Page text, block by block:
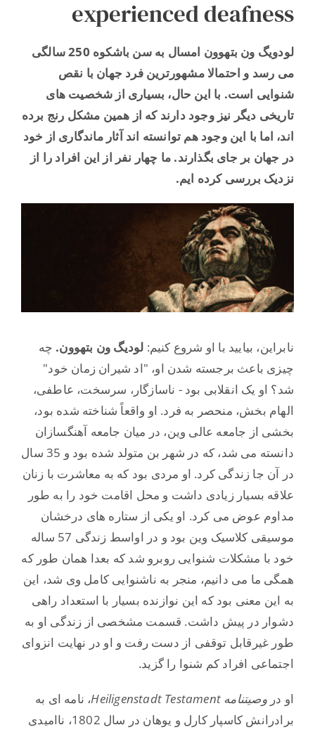
experienced deafness
لودویگ ون بتهوون امسال به سن باشکوه 250 سالگی
می رسد و احتمالا مشهورترین فرد جهان با نقص
شنوایی است. با این حال، بسیاری از شخصیت های
تاریخی دیگر نیز وجود دارند که از همین مشکل رنج برده
اند، اما با این وجود هم توانسته اند آثار ماندگاری از خود
در جهان بر جای بگذارند. ما چهار نفر از این افراد را از
نزدیک بررسی کرده ایم.
نابراین، بیایید با او شروع کنیم: لودیگ ون بتهوون. چه
چیزی باعث برجسته شدن او، "اد شیران زمان خود"
شد؟ او یک انقلابی بود - ناسازگار، سرسخت، عاطفی،
الهام بخش، منحصر به فرد. او واقعاً شناخته شده بود،
بخشی از جامعه عالی وین، در میان جامعه آهنگسازان
دانسته می شد، که در شهر بن متولد شده بود و 35 سال
در آن جا زندگی کرد. او مردی بود که به معاشرت با زنان
علاقه بسیار زیادی داشت و محل اقامت خود را به طور
مداوم عوض می کرد. او یکی از ستاره های درخشان
موسیقی کلاسیک وین بود و در اواسط زندگی 57 ساله
خود با مشکلات شنوایی روبرو شد که بعدا همان طور که
همگی ما می دانیم، منجر به ناشنوایی کامل وی شد، این
به این معنی بود که این نوازنده بسیار با استعداد راهی
دشوار در پیش داشت. قسمت مشخصی از زندگی او به
طور غیرقابل توقفی از دست رفت و او در نهایت انزوای
اجتماعی افراد کم شنوا را گزید.
او دروصیتنامه Heiligenstadt Testament
، نامه ای به
برادرانش کاسپار کارل و یوهان در سال 1802، ناامیدی